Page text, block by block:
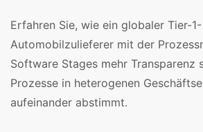
Erfahren Sie, wie ein globaler Tier-1-
Automobilzulieferer mit der
Software Stages mehr Transparenz
Prozesse in heterogenen
aufeinander abstimmt.